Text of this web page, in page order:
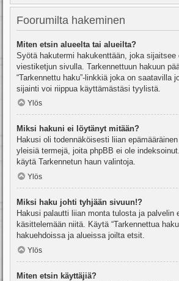
Foorumilta hakeminen
Miten etsin alueelta tai alueilta?
Syötä hakutermi hakukenttään, joka sijaitsee
viestiketjun sivulla. Tarkennettuun hakuun
“Tarkennettu haku”-linkkiä joka on saatavilla
sijainti voi riippua käyttämästäsi tyylistä.
Ylös
Miksi hakuni ei löytänyt mitään?
Hakusi oli todennäköisesti liian
yleisiä termejä, joita phpBB ei ole
käytä Tarkennetun haun valintoja.
Ylös
Miksi haku johti tyhjään sivuun!?
Hakusi palautti liian monta tulosta ja palvelin
käsittelemään niitä. Käytä “Tarkennettua
hakuehdoissa ja alueissa joilta etsit.
Ylös
Miten etsin käyttäjiä?